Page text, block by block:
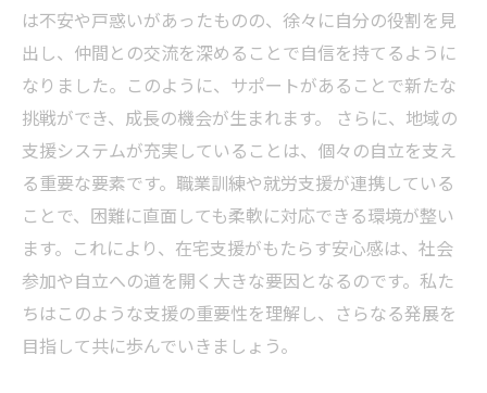
は不安や戸惑いがあったものの、徐々に自分の役割を見
出し、仲間との交流を深めることで自信を持てるように
なりました。このように、サポートがあることで新たな
挑戦ができ、成長の機会が生まれます。 さらに、地域の
支援システムが充実していることは、個々の自立を支え
る重要な要素です。職業訓練や就労支援が連携している
ことで、困難に直面しても柔軟に対応できる環境が整い
ます。これにより、在宅支援がもたらす安心感は、社会
参加や自立への道を開く大きな要因となるのです。私た
ちはこのような支援の重要性を理解し、さらなる発展を
目指して共に歩んでいきましょう。